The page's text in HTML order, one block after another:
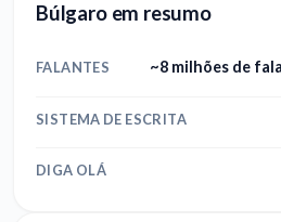
Búlgaro em resumo
FALANTES ~8 milhões de
SISTEMA DE ESCRITA
DIGA OLÁ